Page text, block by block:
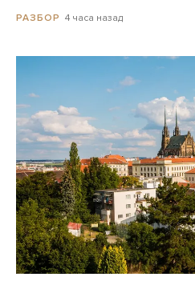
РАЗБОР 4 часа назад